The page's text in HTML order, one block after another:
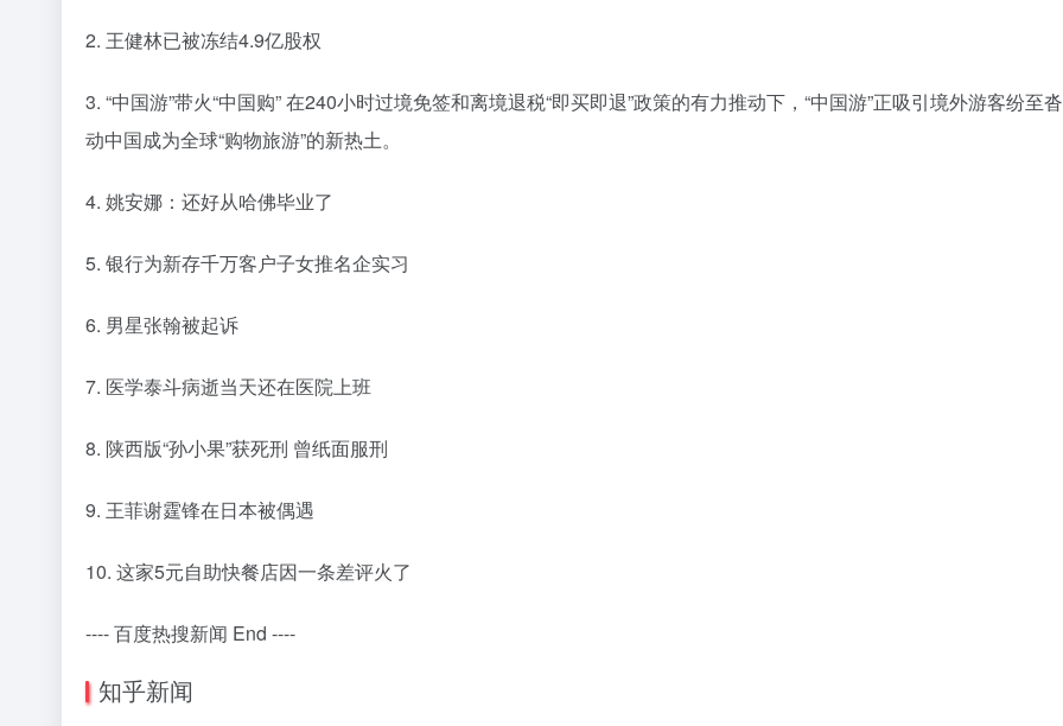
2. 王健林已被冻结4.9亿股权
3. “中国游”带火“中国购” 在240小时过境免签和离境退税“即买即退”政策的有力推动下，“中国游”正吸引境外游客纷至
动中国成为全球“购物旅游”的新热土。
4. 姚安娜：还好从哈佛毕业了
5. 银行为新存千万客户子女推名企实习
6. 男星张翰被起诉
7. 医学泰斗病逝当天还在医院上班
8. 陕西版“孙小果”获死刑 曾纸面服刑
9. 王菲谢霆锋在日本被偶遇
10. 这家5元自助快餐店因一条差评火了
---- 百度热搜新闻 End ----
知乎新闻